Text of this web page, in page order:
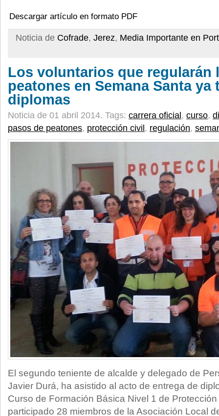
Descargar artículo en formato PDF
Noticia de Cofrade, Jerez, Media Importante en
Los voluntarios que regularán
peatones en Semana Santa ya
diplomas
Noticia de 01 abril 2014. Tags: carrera oficial , curso,
pasos de peatones, protección civil , regulación,
El segundo teniente de alcalde y delegado de
Javier Durá, ha asistido al acto de entrega de
Curso de Formación Básica Nivel 1 de
participado 28 miembros de la Asociación Local